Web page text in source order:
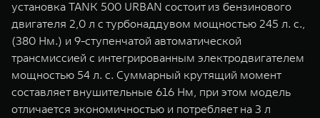
установка TANK 500 URBAN состоит из бензинового
двигателя 2,0 л с турбонаддувом мощностью 245 л. с.,
(380 Нм.) и 9-ступенчатой автоматической
трансмиссией с интегрированным электродвигателем
мощностью 54 л. с. Суммарный крутящий момент
составляет внушительные 616 Нм, при этом модель
отличается экономичностью и потребляет на 3 л